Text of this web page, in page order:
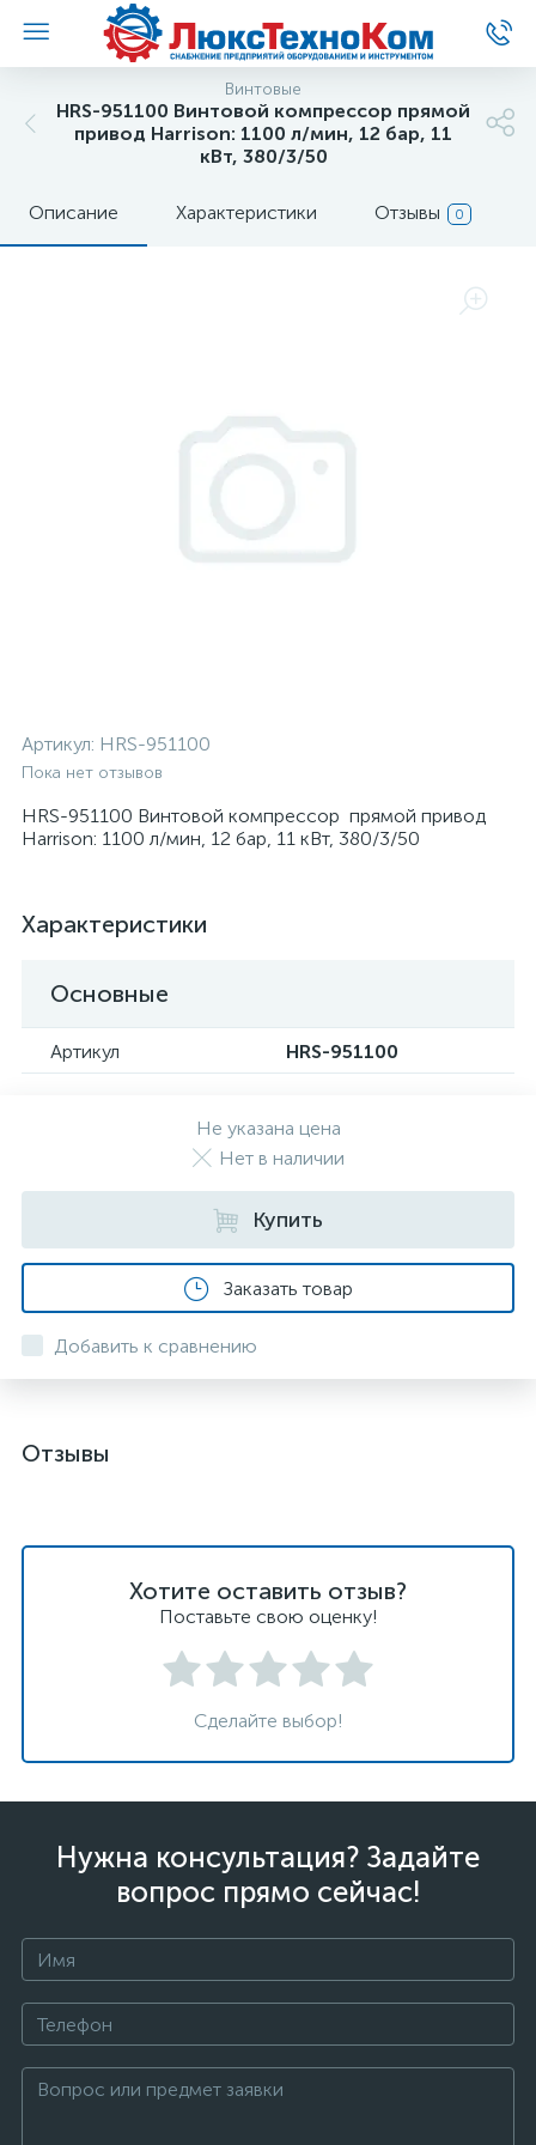
Винтовые
HRS-951100 Винтовой компрессор прямой
привод Harrison: 1100 л/мин, 12 бар, 11
кВт, 380/3/50
Описание Характеристики Отзывы 0
Артикул: HRS-951100
Пока нет отзывов
HRS-951100 Винтовой компрессор прямой привод
Harrison: 1100 л/мин, 12 бар, 11 кВт, 380/3/50
Характеристики
Основные
Артикул HRS-951100
Не указана цена
Нет в наличии
Купить
Заказать товар
Добавить к сравнению
Отзывы
Хотите оставить отзыв?
Поставьте свою оценку!
Сделайте выбор!
Нужна консультация? Задайте
вопрос прямо сейчас!